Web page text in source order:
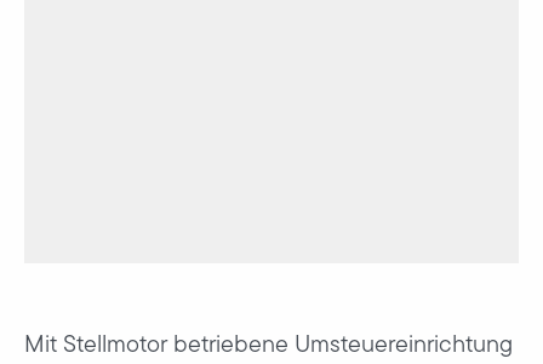
Mit Stellmotor betriebene Umsteuereinrichtung